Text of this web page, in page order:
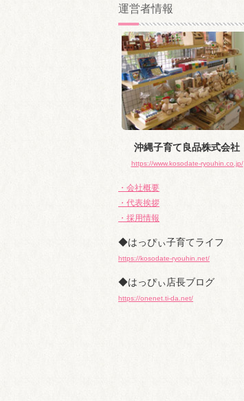
ブ
運営者情報
沖縄子育て良品株式会社
https://www.kosodate-ryouhin.co.jp/
・会社概要
・代表挨拶
・採用情報
◆はっぴぃ子育てライフ
https://kosodate-ryouhin.net/
◆はっぴぃ店長ブログ
https://onenet.ti-da.net/